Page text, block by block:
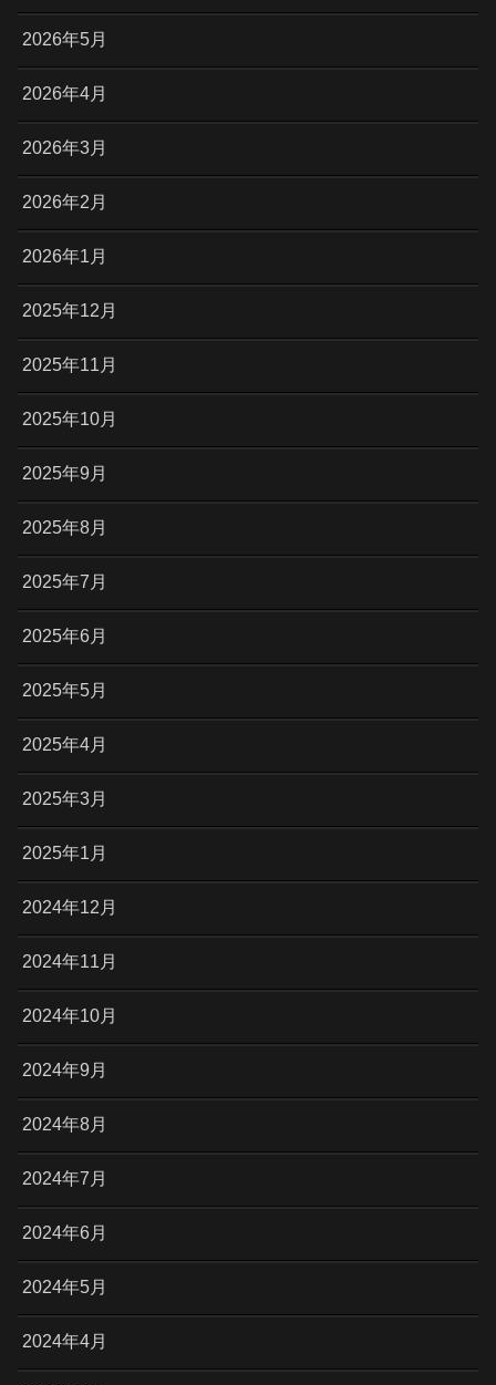
2026年5月
2026年4月
2026年3月
2026年2月
2026年1月
2025年12月
2025年11月
2025年10月
2025年9月
2025年8月
2025年7月
2025年6月
2025年5月
2025年4月
2025年3月
2025年1月
2024年12月
2024年11月
2024年10月
2024年9月
2024年8月
2024年7月
2024年6月
2024年5月
2024年4月